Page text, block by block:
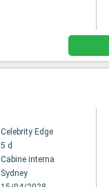
Celebrity Edge
5 d
Cabine interna
Sydney